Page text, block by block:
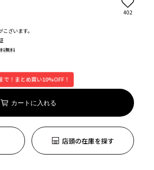
402
ざいます。
無料
で！まとめ買い10%OFF！
カートに入れる
店頭の在庫を探す